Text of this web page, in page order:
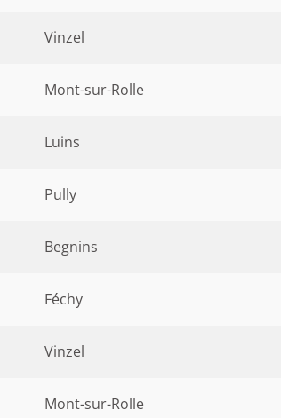
Vinzel
Mont-sur-Rolle
Luins
Pully
Begnins
Féchy
Vinzel
Mont-sur-Rolle